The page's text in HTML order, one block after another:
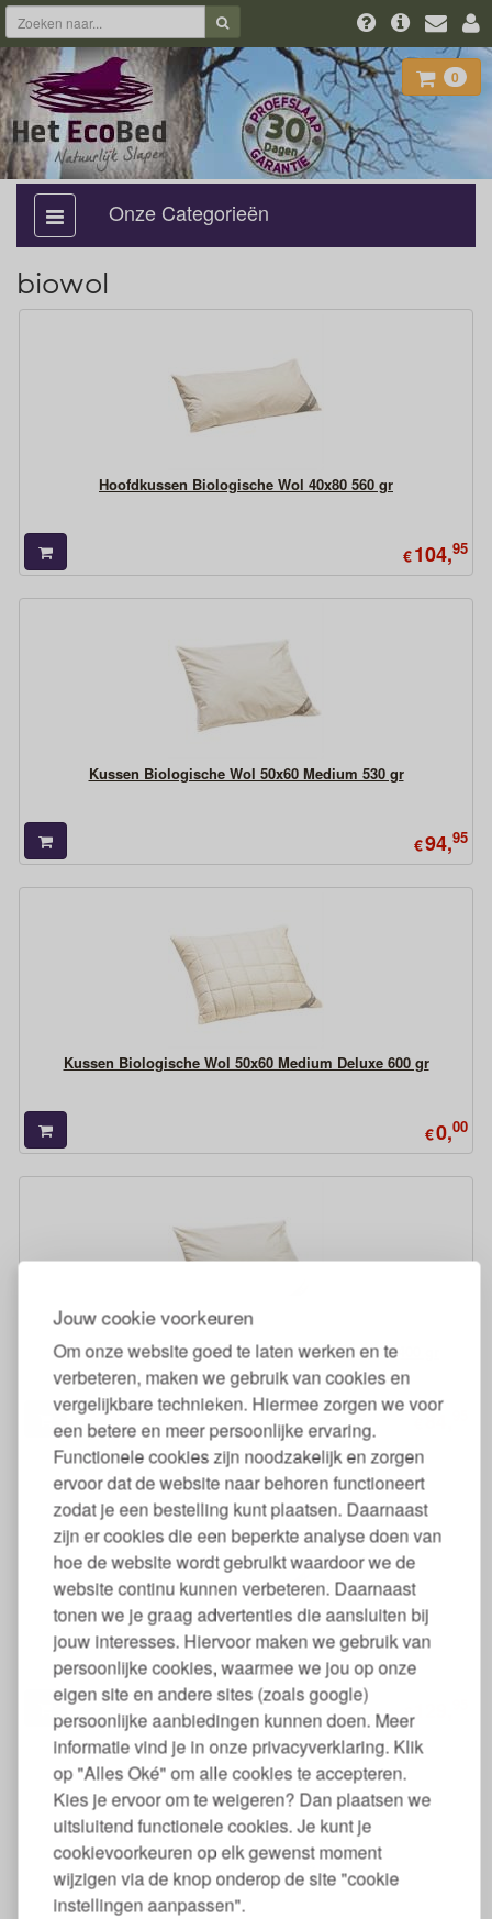
Jouw cookie voorkeuren
Om onze website goed te laten werken en te
verbeteren, maken we gebruik van cookies en
vergelijkbare technieken. Hiermee zorgen we voor
een betere en meer persoonlijke ervaring.
Functionele cookies zijn noodzakelijk en zorgen
ervoor dat de website naar behoren functioneert
zodat je een bestelling kunt plaatsen. Daarnaast
zijn er cookies die een beperkte analyse doen van
hoe de website wordt gebruikt waardoor we de
website continu kunnen verbeteren. Daarnaast
tonen we je graag advertenties die aansluiten bij
jouw interesses. Hiervoor maken we gebruik van
persoonlijke cookies, waarmee we jou op onze
eigen site en andere sites (zoals google)
persoonlijke aanbiedingen kunnen doen. Meer
informatie vind je in onze privacyverklaring. Klik
op "Alles Oké" om alle cookies te accepteren.
Kies je ervoor om te weigeren? Dan plaatsen we
uitsluitend functionele cookies. Je kunt je
cookievoorkeuren op elk gewenst moment
wijzigen via de knop onderop de site "cookie
instellingen aanpassen".
0
categorie
aan,
Onze Categorieën
biowol
Hoofdkussen Biologische Wol 40x80 560 gr
€104,95
Kussen Biologische Wol 50x60 Medium 530 gr
€94,95
Kussen Biologische Wol 50x60 Medium Deluxe 600 gr
€0,00
Kussen Biologische Wol 50x60 Zacht of voor Kind 400 gr
Kussen Biologische Wol 60x70 Stevig 800 gr
€129,